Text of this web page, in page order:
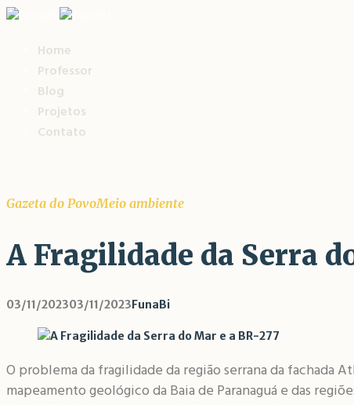
Home
Professor
Blog
Projetos
Contato
Gazeta do PovoMeio ambiente
A Fragilidade da Serra
03/11/202303/11/2023FunaBi
O problema da fragilidade da região serrana da fachada
mapeamento geológico da Baia de Paranaguá e das